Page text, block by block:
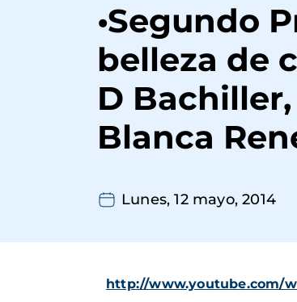
•Segundo
belleza de
D
Blanca
Lunes, 12 mayo, 2014
http://www.youtube.com/